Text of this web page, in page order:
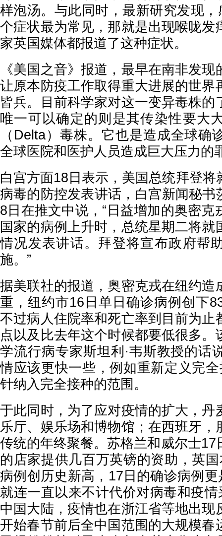
样泡汤。与此同时，最新研究发现
个症状最为常见，那就是出现喉咙发
家英国媒体都报道了这种症状。
《美国之音》报道，最早在南非发
让原本防疫工作取得重大进展的世界
皆兵。目前科学家对这一变异毒株的
唯一可以确定的则是其传染性要大
（Delta）毒株。它也是造成全球确
全球医院和医护人员造成巨大压力的
白宫方面18日表示，美国总统拜登将
病毒的防控发表讲话，白宫新闻秘书
8日在推文中说，“日益增加的奥密克
国家的病例上升时，总统星期二将就
情况发表讲话。拜登将宣布政府帮
施。”
据美联社的报道，奥密克戎在纽约造
重，纽约市16日单日确诊病例创下
不过病人住院率和死亡率到目前为止
点以及比去年这个时候都要低很多。
学流行病专家斯坦利∙韦斯教授的话
情应该更快一些，例如重新定义完
针纳入完全接种的范围。
于此同时，为了应对疫情的扩大，丹
乐厅、娱乐场和博物馆；在西班牙，
传统的年终聚餐。苏格兰和威尔士17
的店家提供几百万英镑的资助，英
病例创历史新高，17日的确诊病例
就连一直以来不计代价对病毒和疫情
中国大陆，疫情也在浙江省等地出现
开始春节前后全中国范围的大规模春